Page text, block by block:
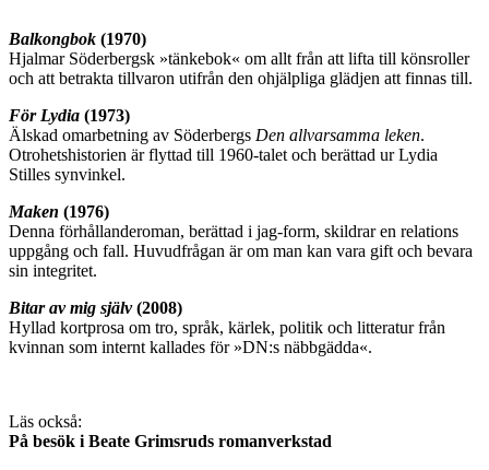
Balkongbok (1970)
Hjalmar Söderbergsk »tänkebok« om allt från att lifta till könsroller
och att betrakta tillvaron utifrån den ohjälpliga glädjen att finnas till.
För Lydia (1973)
Älskad omarbetning av Söderbergs Den allvarsamma leken.
Otrohetshistorien är flyttad till 1960-talet och berättad ur Lydia
Stilles synvinkel.
Maken (1976)
Denna förhållanderoman, berättad i jag-form, skildrar en relations
uppgång och fall. Huvudfrågan är om man kan vara gift och bevara
sin integritet.
Bitar av mig själv(2008)
Hyllad kortprosa om tro, språk, kärlek, politik och litteratur från
kvinnan som internt kallades för »DN:s näbbgädda«.
Läs också:
På besök i Beate Grimsruds romanverkstad